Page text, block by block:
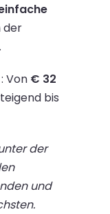
der
: Von € 32
bis
der
und